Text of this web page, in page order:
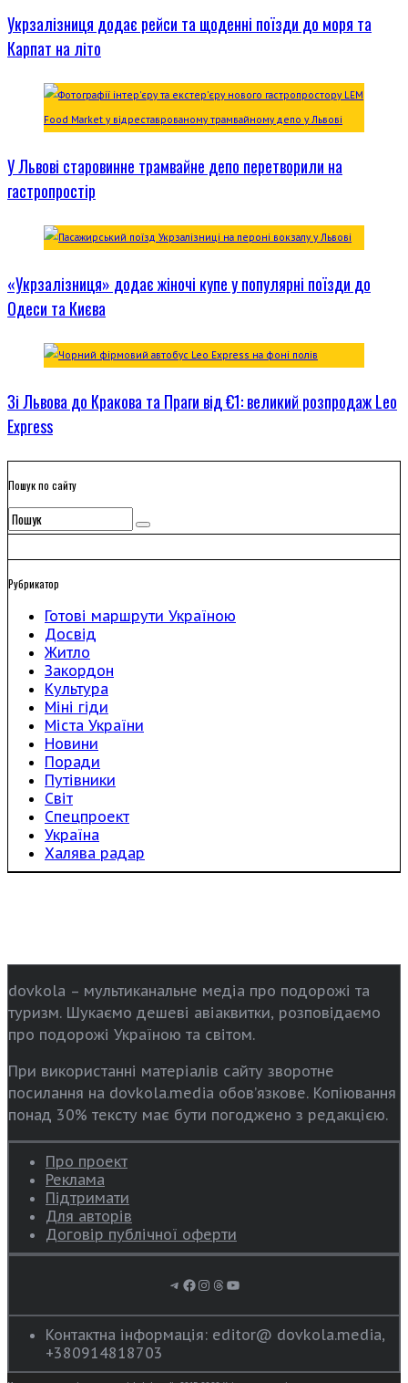
Укрзалізниця додає рейси та щоденні поїзди до моря та
Карпат на літо
У Львові старовинне трамвайне депо перетворили на
гастропростір
«Укрзалізниця» додає жіночі купе у популярні поїзди до
Одеси та Києва
Зі Львова до Кракова та Праги від €1: великий розпродаж Leo
Express
Пошук по сайту
Рубрикатор
Готові маршрути Україною
Досвід
Житло
Закордон
Культура
Міні гіди
Міста України
Новини
Поради
Путівники
Світ
Спецпроект
Україна
Халява радар
dovkola – мультиканальне медіа про подорожі та
туризм. Шукаємо дешеві авіаквитки, розповідаємо
про подорожі Україною та світом.
При використанні матеріалів сайту зворотне
посилання на dovkola.media обов’язкове. Копіювання
понад 30% тексту має бути погоджено з редакцією.
Про проект
Реклама
Підтримати
Для авторів
Договір публічної оферти
Telegram
Facebook
Instagram
Threads
YouTube
Контактна інформація: editor@ dovkola.media,
+380914818703